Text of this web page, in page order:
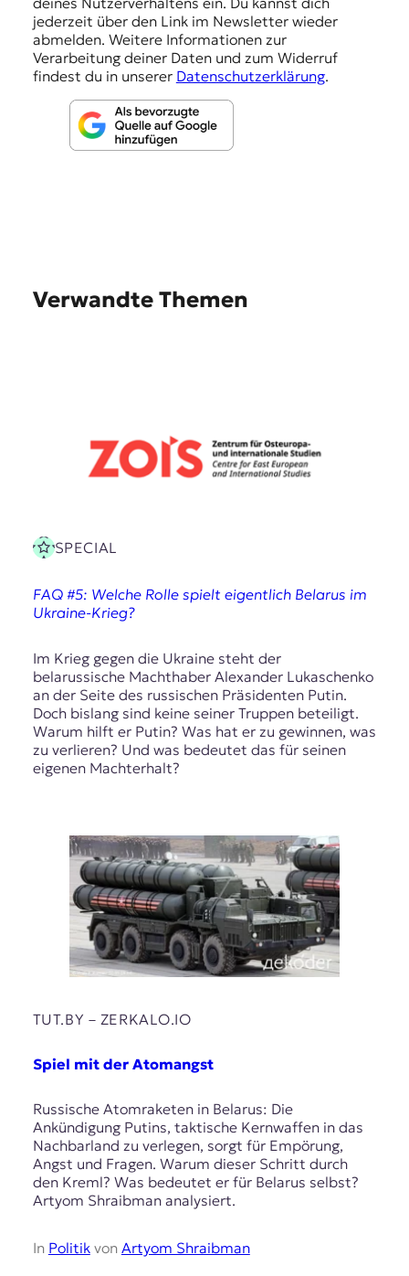
jederzeit über den Link im Newsletter wieder
abmelden. Weitere Informationen zur
Verarbeitung deiner Daten und zum Widerruf
findest du in unserer Datenschutzerklärung.
Verwandte Themen
SPECIAL
FAQ #5: Welche Rolle spielt eigentlich Belarus im
Ukraine-Krieg?
Im Krieg gegen die Ukraine steht der
belarussische Machthaber Alexander Lukaschenko
an der Seite des russischen Präsidenten Putin.
Doch bislang sind keine seiner Truppen beteiligt.
Warum hilft er Putin? Was hat er zu gewinnen, was
zu verlieren? Und was bedeutet das für seinen
eigenen Machterhalt?
TUT.BY – ZERKALO.IO
Spiel mit der Atomangst
Russische Atomraketen in Belarus: Die
Ankündigung Putins, taktische Kernwaffen in das
Nachbarland zu verlegen, sorgt für Empörung,
Angst und Fragen. Warum dieser Schritt durch
den Kreml? Was bedeutet er für Belarus selbst?
Artyom Shraibman analysiert.
In Politikvon Artyom Shraibman